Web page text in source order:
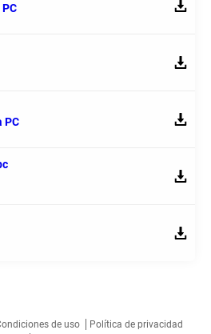
PC
de uso
Política de privacidad